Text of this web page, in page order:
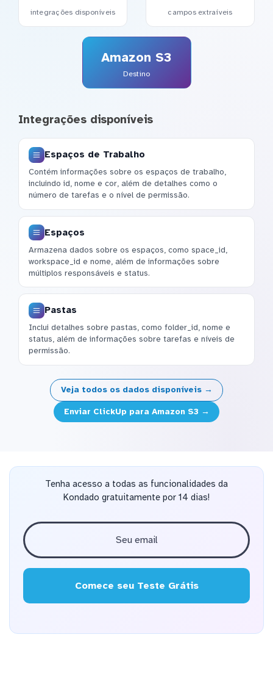
integrações disponíveis campos extraíveis
Amazon S3
Destino
Integrações disponíveis
Espaços de Trabalho
Contém informações sobre os espaços de trabalho,
incluindo id, nome e cor, além de detalhes como o
número de tarefas e o nível de permissão.
Espaços
Armazena dados sobre os espaços, como space_id,
workspace_id e nome, além de informações sobre
múltiplos responsáveis e status.
Pastas
Inclui detalhes sobre pastas, como folder_id, nome e
status, além de informações sobre tarefas e níveis de
permissão.
Veja todos os dados disponíveis →
Enviar ClickUp para Amazon S3 →
Tenha acesso a todas as funcionalidades da
Kondado gratuitamente por 14 dias!
Comece seu Teste Grátis